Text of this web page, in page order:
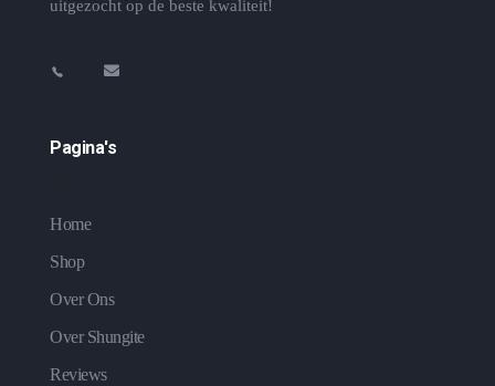
uitgezocht op de beste kwaliteit!
Pagina's
Home
Shop
Over Ons
Over Shungite
Reviews